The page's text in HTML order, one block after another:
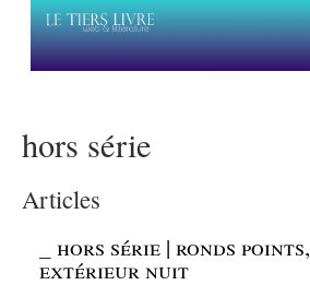
hors série
Articles
_hors série | ronds points,
extérieur nuit